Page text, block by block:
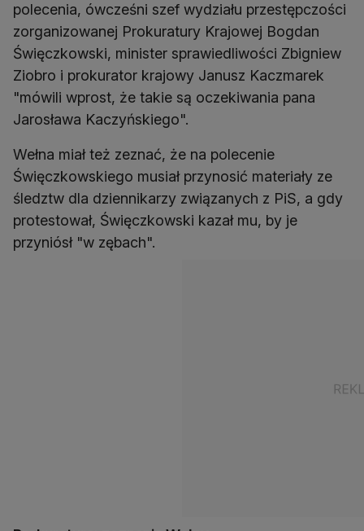
polecenia, ówcześni szef wydziału przestępczości
zorganizowanej Prokuratury Krajowej Bogdan
Święczkowski, minister sprawiedliwości Zbigniew
Ziobro i prokurator krajowy Janusz Kaczmarek
"mówili wprost, że takie są oczekiwania pana
Jarosława Kaczyńskiego".
Wełna miał też zeznać, że na polecenie
Święczkowskiego musiał przynosić materiały ze
śledztw dla dziennikarzy związanych z PiS, a gdy
protestował, Święczkowski kazał mu, by je
przyniósł "w zębach".